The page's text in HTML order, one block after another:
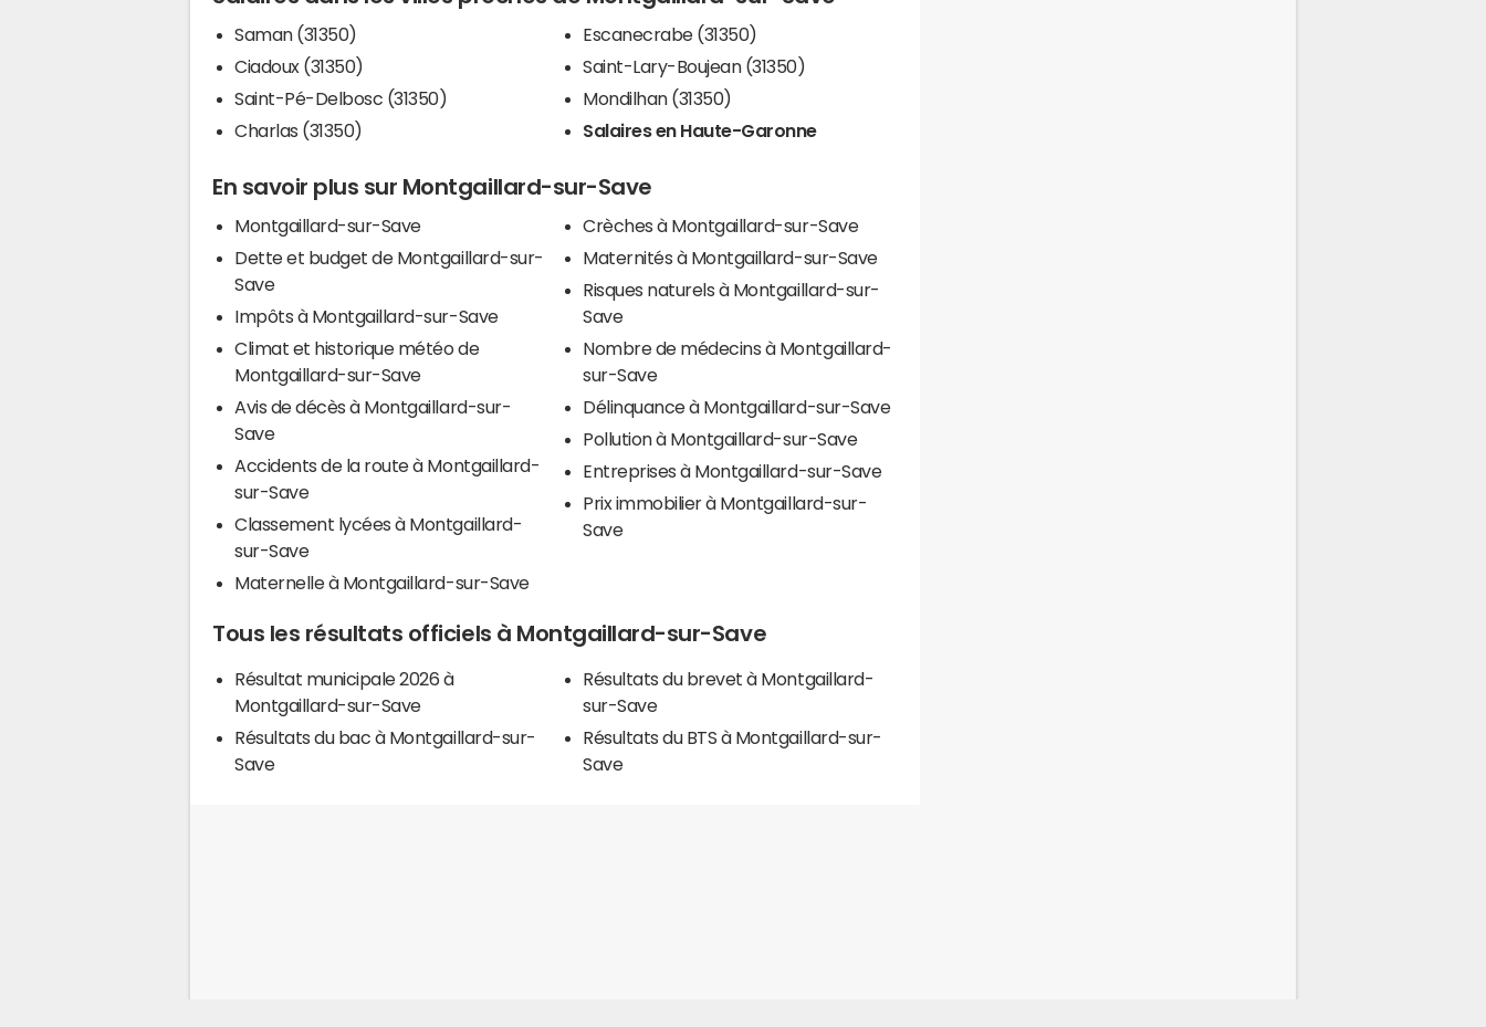
Saman (31350)
Ciadoux (31350)
Saint-Pé-Delbosc (31350)
Charlas (31350)
Escanecrabe (31350)
Saint-Lary-Boujean (31350)
Mondilhan (31350)
Salaires en Haute-Garonne
En savoir plus sur Montgaillard-sur-Save
Montgaillard-sur-Save
Dette et budget de Montgaillard-sur-
Save
Impôts à Montgaillard-sur-Save
Climat et historique météo de
Montgaillard-sur-Save
Avis de décès à Montgaillard-sur-
Save
Accidents de la route à Montgaillard-
sur-Save
Classement lycées à Montgaillard-
sur-Save
Maternelle à Montgaillard-sur-Save
Crèches à Montgaillard-sur-Save
Maternités à Montgaillard-sur-Save
Risques naturels à Montgaillard-sur-
Save
Nombre de médecins à Montgaillard-
sur-Save
Délinquance à Montgaillard-sur-Save
Pollution à Montgaillard-sur-Save
Entreprises à Montgaillard-sur-Save
Prix immobilier à Montgaillard-sur-
Save
Tous les résultats officiels à Montgaillard-sur-Save
Résultat municipale 2026 à
Montgaillard-sur-Save
Résultats du bac à Montgaillard-sur-
Save
Résultats du brevet à Montgaillard-
sur-Save
Résultats du BTS à Montgaillard-sur-
Save